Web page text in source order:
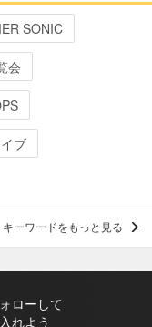
SONIC
会
ブ
キーワードをもっと見る
ローして
れよう